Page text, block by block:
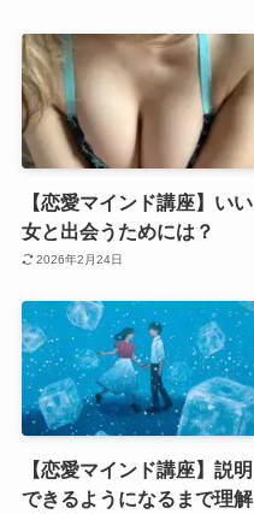
【恋愛マインド講座】いい
女と出会うためには？
2026年2月24日
【恋愛マインド講座】説明
できるようになるまで理解